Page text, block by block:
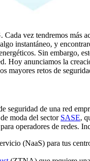
vez tendremos más
instantáneo, y
Sin embargo,
Hoy anunciamos la
mayores retos de
de una red
moda del sector SASE,
operadores de redes.
(NaaS) para tus